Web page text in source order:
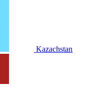
Kazachstan